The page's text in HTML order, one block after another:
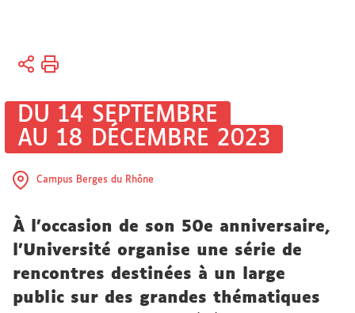
Vous
Accueil
Actualités
universitaires
DU 14 SEPTEMBRE
AU 18 DÉCEMBRE 2023
Campus Berges du Rhône
À l'occasion de son 50e anniversaire,
l'Université organise une série de
rencontres destinées à un large
public sur des grandes thématiques